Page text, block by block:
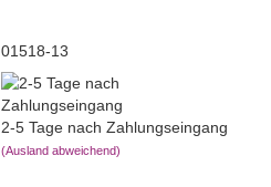
01518-13
2-5 Tage nach Zahlungseingang
(Ausland abweichend)